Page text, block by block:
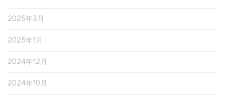
2025年3月
2025年1月
2024年12月
2024年10月